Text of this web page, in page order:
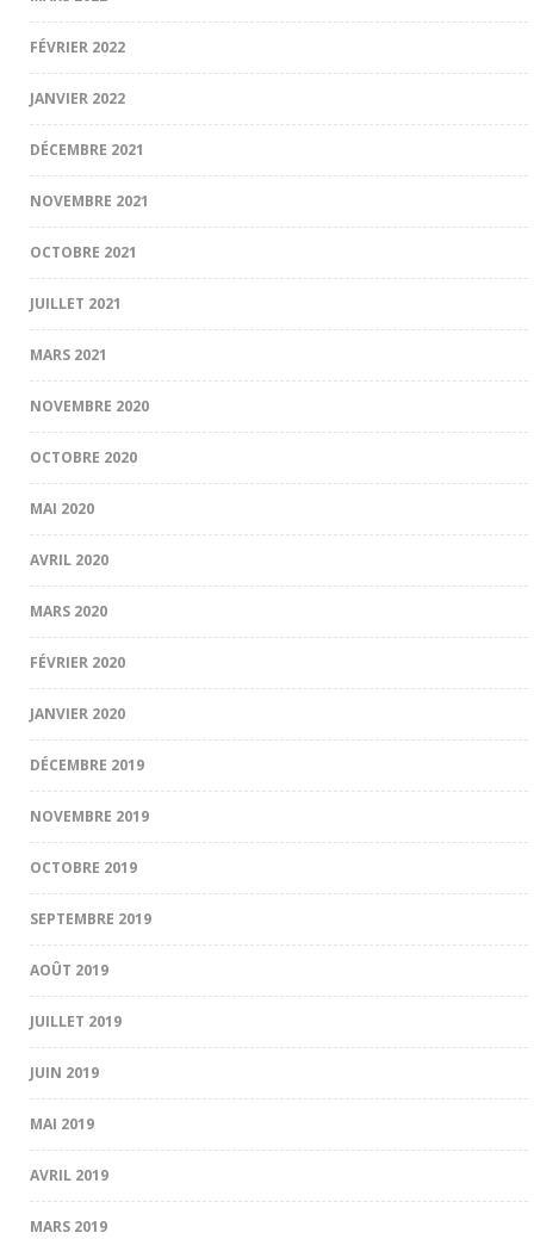
FÉVRIER 2022
JANVIER 2022
DÉCEMBRE 2021
NOVEMBRE 2021
OCTOBRE 2021
JUILLET 2021
MARS 2021
NOVEMBRE 2020
OCTOBRE 2020
MAI 2020
AVRIL 2020
MARS 2020
FÉVRIER 2020
JANVIER 2020
DÉCEMBRE 2019
NOVEMBRE 2019
OCTOBRE 2019
SEPTEMBRE 2019
AOÛT 2019
JUILLET 2019
JUIN 2019
MAI 2019
AVRIL 2019
MARS 2019